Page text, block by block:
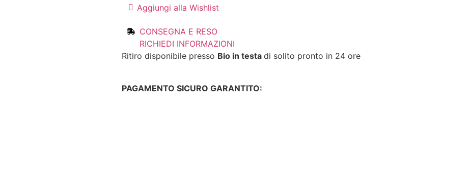
Aggiungi alla Wishlist
CONSEGNA E RESO
RICHIEDI INFORMAZIONI
Ritiro disponibile presso Bio in testa di solito pronto in 24 ore
PAGAMENTO SICURO GARANTITO: